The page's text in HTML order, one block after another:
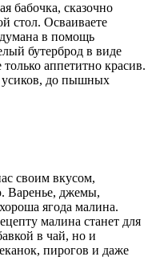
бабочка, сказочно
стол. Осваиваете
в помощь
бутерброд в виде
аппетитно красив.
усиков, до пышных
своим вкусом,
Варенье, джемы,
ягода малина.
малина станет для
в чай, но и
пирогов и даже